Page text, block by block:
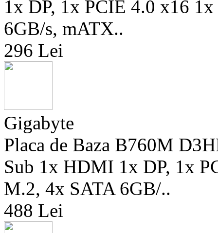
1x DP, 1x PCIE 4.0 x16
6GB/s, mATX..
296 Lei
Gigabyte
Placa de Baza B760M
Sub 1x HDMI 1x DP, 1x
M.2, 4x SATA 6GB/..
488 Lei